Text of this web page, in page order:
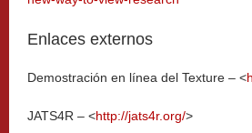
Enlaces externos
Demostración en línea del Texture – <
JATS4R – <http://jats4r.org/>